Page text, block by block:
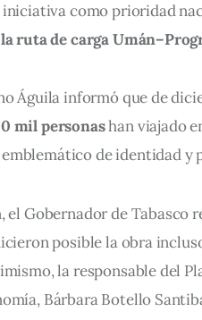
como prioridad
ruta de carga
Águila informó que de
mil personas han viajado
de identidad y
el Gobernador de Tabasco
posible la obra
la responsable del
Bárbara Botello